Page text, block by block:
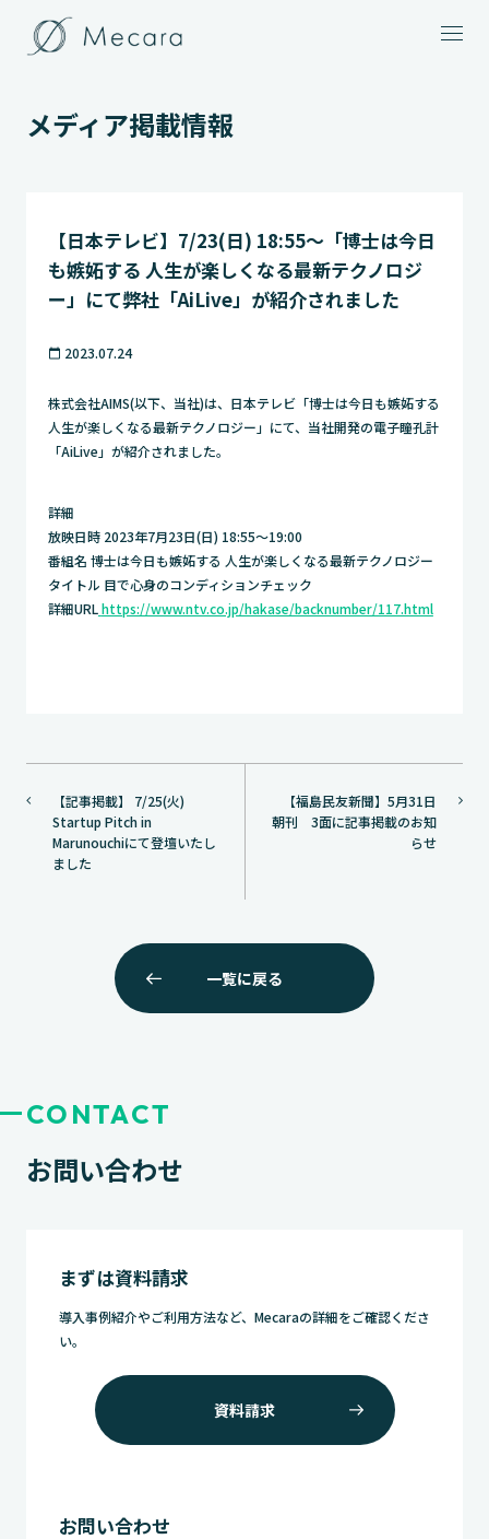
メディア掲載情報
【日本テレビ】7/23(日) 18:55〜「博士は今日
も嫉妬する 人生が楽しくなる最新テクノロジ
ー」にて弊社「AiLive」が紹介されました
calendar_today 2023.07.24
株式会社AIMS(以下、当社)は、日本テレビ「博士は今日も嫉妬する
人生が楽しくなる最新テクノロジー」にて、当社開発の電子瞳孔計
「AiLive」が紹介されました。
詳細
放映日時 2023年7月23日(日) 18:55〜19:00
番組名 博士は今日も嫉妬する 人生が楽しくなる最新テクノロジー
タイトル 目で心身のコンディションチェック
詳細URLhttps://www.ntv.co.jp/hakase/backnumber/117.html
稿
【福島民友新聞】5月31日
朝刊 3面に記事掲載のお知
らせ
【記事掲載】 7/25(火)
Startup Pitch in
Marunouchiにて登壇いたし
ました
一覧に戻る
CONTACT
お問い合わせ
まずは資料請求
導入事例紹介やご利用方法など、Mecaraの詳細をご確認くださ
い。
資料請求
お問い合わせ